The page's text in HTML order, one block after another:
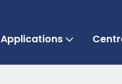
Applications